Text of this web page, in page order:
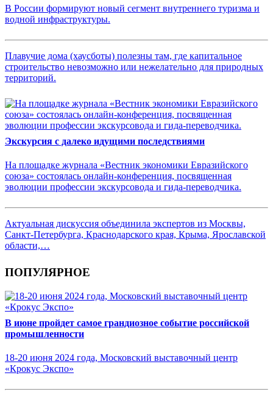
В России формируют новый сегмент внутреннего туризма и
водной инфраструктуры.
Плавучие дома (хаусботы) полезны там, где капитальное
строительство невозможно или нежелательно для природных
территорий.
Экскурсия с далеко идущими последствиями
На площадке журнала «Вестник экономики Евразийского
союза» состоялась онлайн-конференция, посвященная
эволюции профессии экскурсовода и гида-переводчика.
Актуальная дискуссия объединила экспертов из Москвы,
Санкт-Петербурга, Краснодарского края, Крыма, Ярославской
области,…
ПОПУЛЯРНОЕ
В июне пройдет самое грандиозное событие российской
промышленности
18-20 июня 2024 года, Московский выставочный центр
«Крокус Экспо»